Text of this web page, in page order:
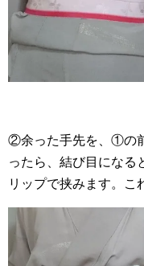
②余った手先を、①の
ったら、結び目になる
リップで挟みます。こ